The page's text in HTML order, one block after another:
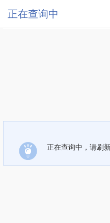
正在查询中
正在查询中，请刷